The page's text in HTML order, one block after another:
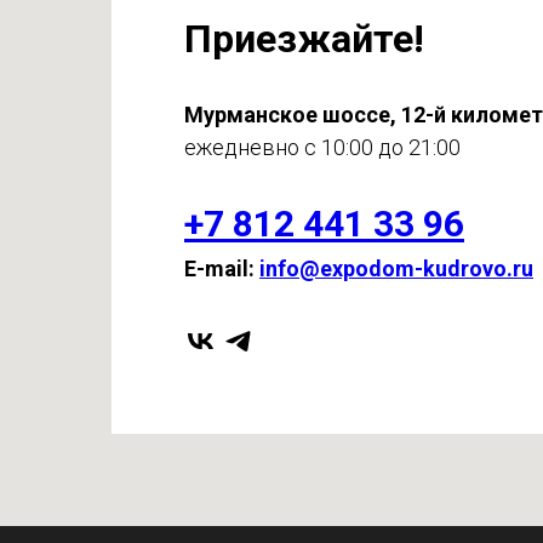
Приезжайте!
Мурманское шоссе, 12-й
ежедневно с 10:00 до 21:00
+7 812 441 33 96
E-mail: info@expodom-kudrovo.ru